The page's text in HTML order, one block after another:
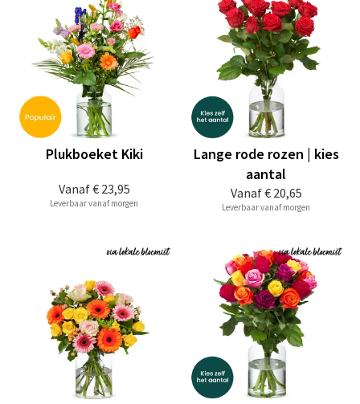
Vanaf€ 23,95
Plukboeket Kiki
Leverbaar vanaf morgen
Vanaf€ 20,65
Lange rode rozen | kies
aantal
Leverbaar vanaf morgen